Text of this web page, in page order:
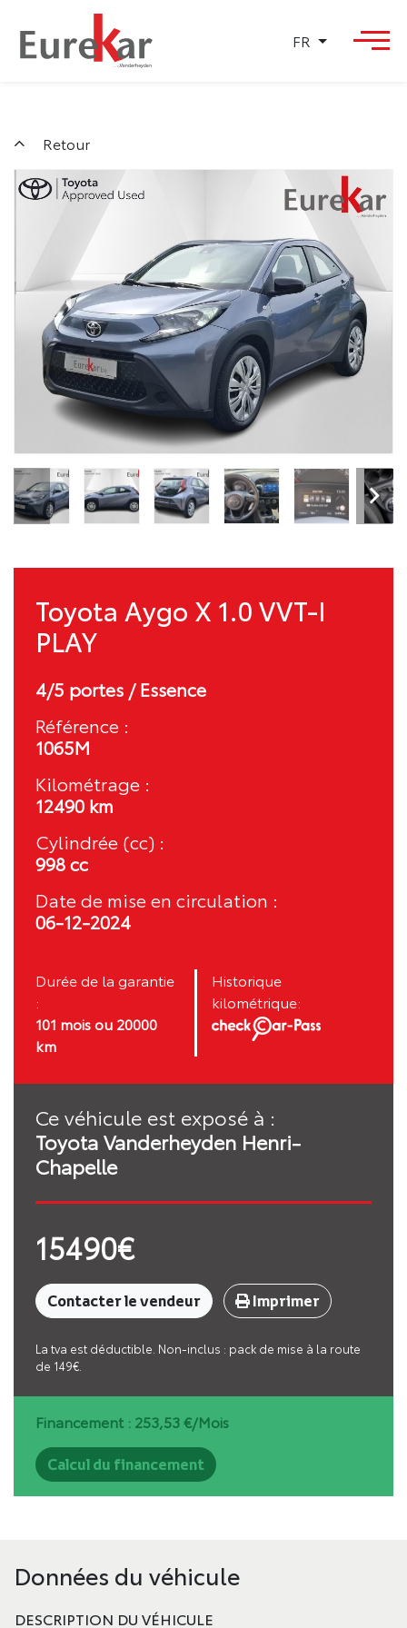
FR
Retour
Toyota Aygo X 1.0 VVT-I
PLAY
4/5 portes / Essence
Référence :
1065M
Kilométrage :
12490 km
Cylindrée (cc) :
998 cc
Date de mise en circulation :
06-12-2024
Durée de la garantie
:
101 mois ou 20000
km
Historique
kilométrique:
Ce véhicule est exposé à :
Toyota Vanderheyden Henri-
Chapelle
15490€
Contacter le vendeur Imprimer
La tva est déductible. Non-inclus : pack de mise à la route
de 149€.
Financement : 253,53€/Mois
Calcul du financement
Données du véhicule
DESCRIPTION DU VÉHICULE